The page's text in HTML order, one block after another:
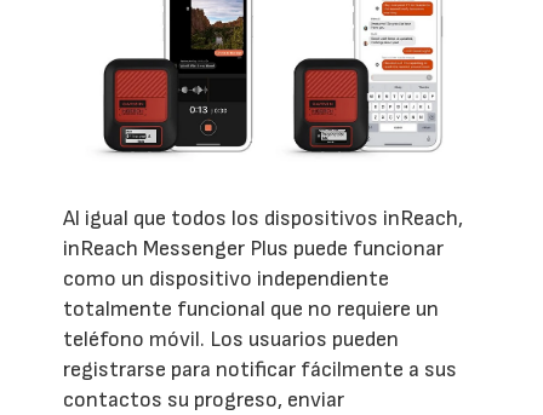
Al igual que todos los dispositivos inReach,
inReach Messenger Plus puede funcionar
como un dispositivo independiente
totalmente funcional que no requiere un
teléfono móvil. Los usuarios pueden
registrarse para notificar fácilmente a sus
contactos su progreso, enviar